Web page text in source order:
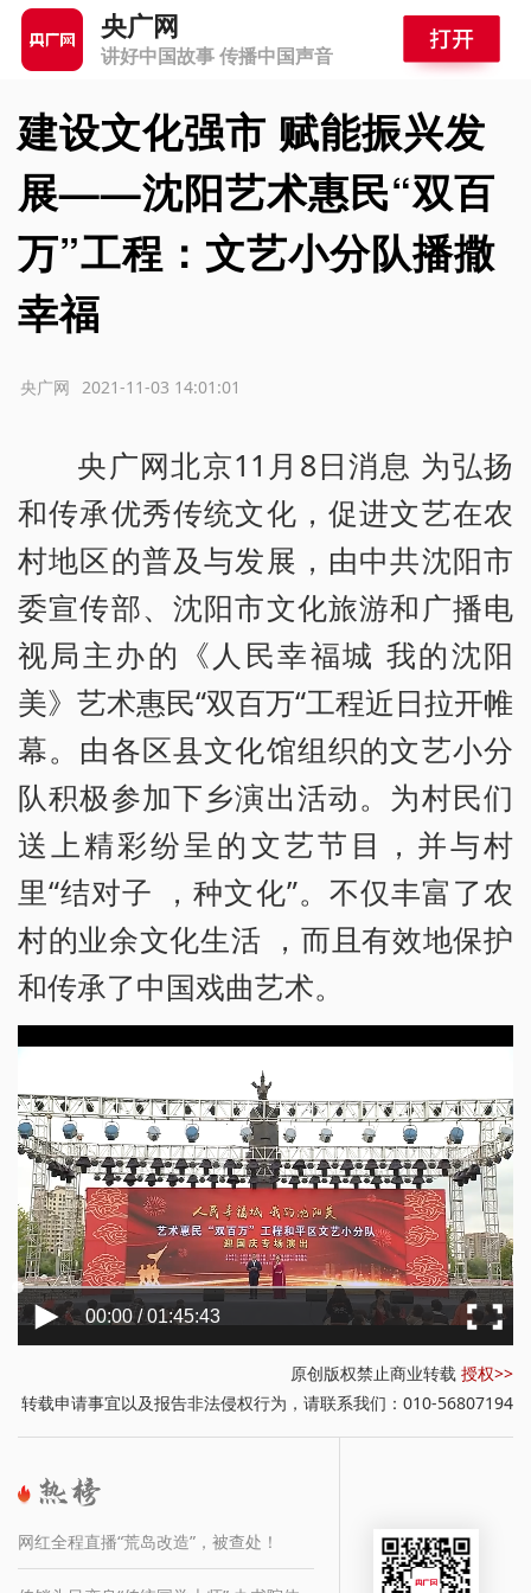
央广网
讲好中国故事 传播中国声音
建设文化强市 赋能振兴发
展——沈阳艺术惠民“双百
万”工程：文艺小分队播撒
幸福
2021-11-03 14:01:01
央广网
央广网北京11月8日消息 为弘扬
和传承优秀传统文化，促进文艺在农
村地区的普及与发展，由中共沈阳市
委宣传部、沈阳市文化旅游和广播电
视局主办的《人民幸福城 我的沈阳
美》艺术惠民“双百万“工程近日拉开帷
幕。由各区县文化馆组织的文艺小分
队积极参加下乡演出活动。为村民们
送上精彩纷呈的文艺节目，并与村
里“结对子 ，种文化”。不仅丰富了农
村的业余文化生活 ，而且有效地保护
和传承了中国戏曲艺术。
00:00 / 01:45:43
原创版权禁止商业转载 授权>>
转载申请事宜以及报告非法侵权行为，请联系我们：010-56807194
网红全程直播“荒岛改造”，被查处！